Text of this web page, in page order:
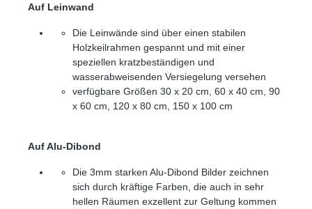
Auf Leinwand
Die Leinwände sind über einen stabilen
Holzkeilrahmen gespannt und mit einer
speziellen kratzbeständigen und
wasserabweisenden Versiegelung versehen
verfügbare Größen 30 x 20 cm, 60 x 40 cm, 90
x 60 cm, 120 x 80 cm, 150 x 100 cm
Auf Alu-Dibond
Die 3mm starken Alu-Dibond Bilder zeichnen
sich durch kräftige Farben, die auch in sehr
hellen Räumen exzellent zur Geltung kommen